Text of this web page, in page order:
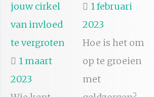
jouw cirkel
van invloed
te vergroten
1 maart
2023
1 februari
2023
Hoe is het om
op te groeien
met